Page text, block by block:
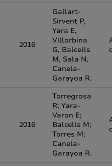
2016
Gallart-
Sirvent P,
Yara E,
Villorbina
G, Balcells
M, Sala N,
Canela-
Garayoa R.
2016
Torregrosa
R; Yara-
Varon E;
Balcells M;
Torres M;
Canela-
Garayoa R.